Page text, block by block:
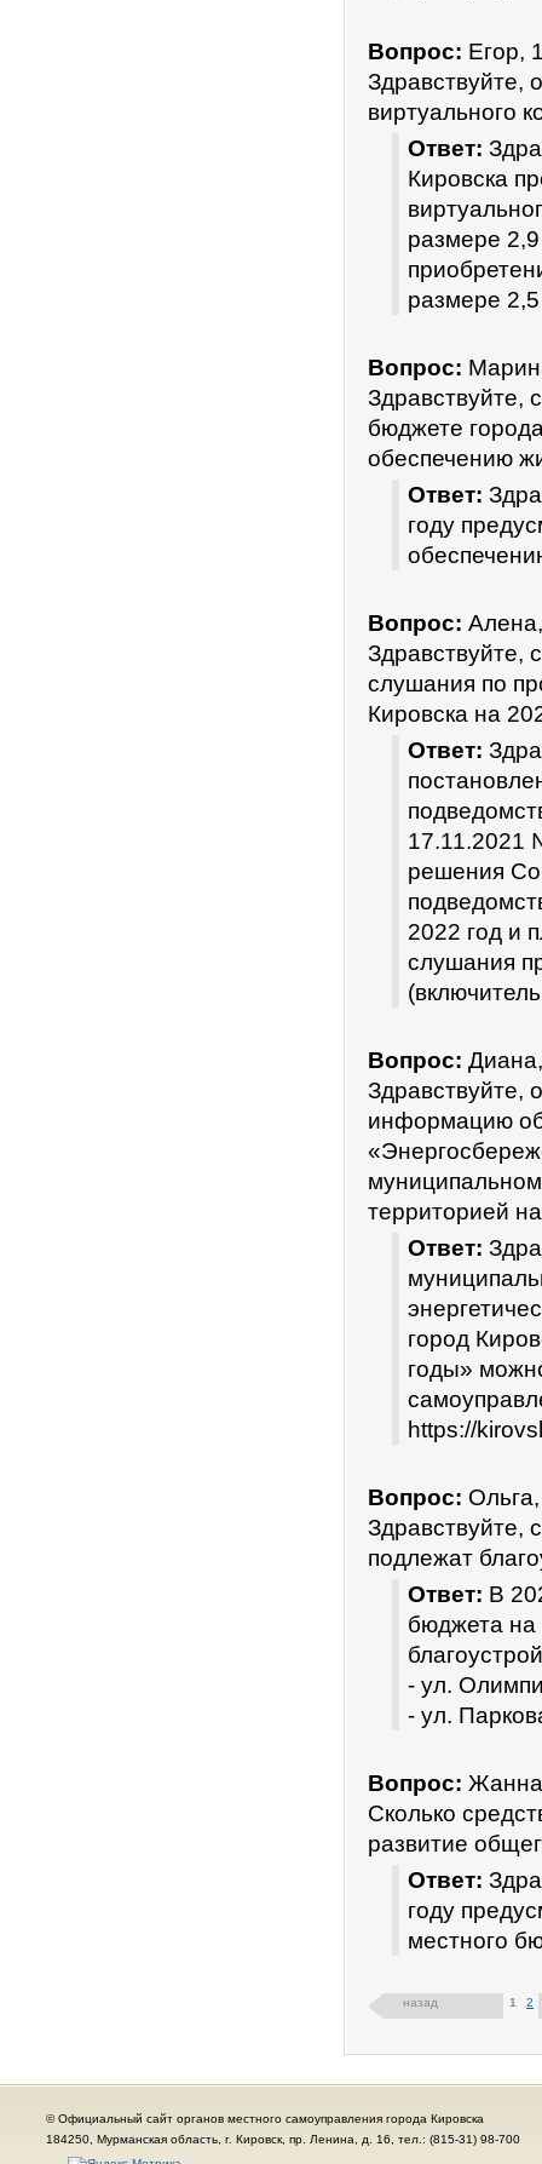
Вопрос: Егор,
Здравствуйте,
виртуального
Ответ:
Кировска
размере
размере
Вопрос:
Здравствуйте,
бюджете
обеспечению
Ответ:
году
Вопрос:
Здравствуйте,
слушания по
Кировска на
Ответ:
17.11.2021
решения
2022 год и
слушания
Вопрос:
Здравствуйте,
информацию
территорией
Ответ:
город
годы»
https://
Вопрос:
Здравствуйте,
подлежат
Ответ: В
бюджета на
- ул.
- ул.
Вопрос:
Сколько
развитие
Ответ:
году
местного
назад 1 2
© Официальный сайт органов местного самоуправления города Кировска
184250, Мурманская область, г. Кировск, пр. Ленина, д. 16, тел.: (815-31) 98-700